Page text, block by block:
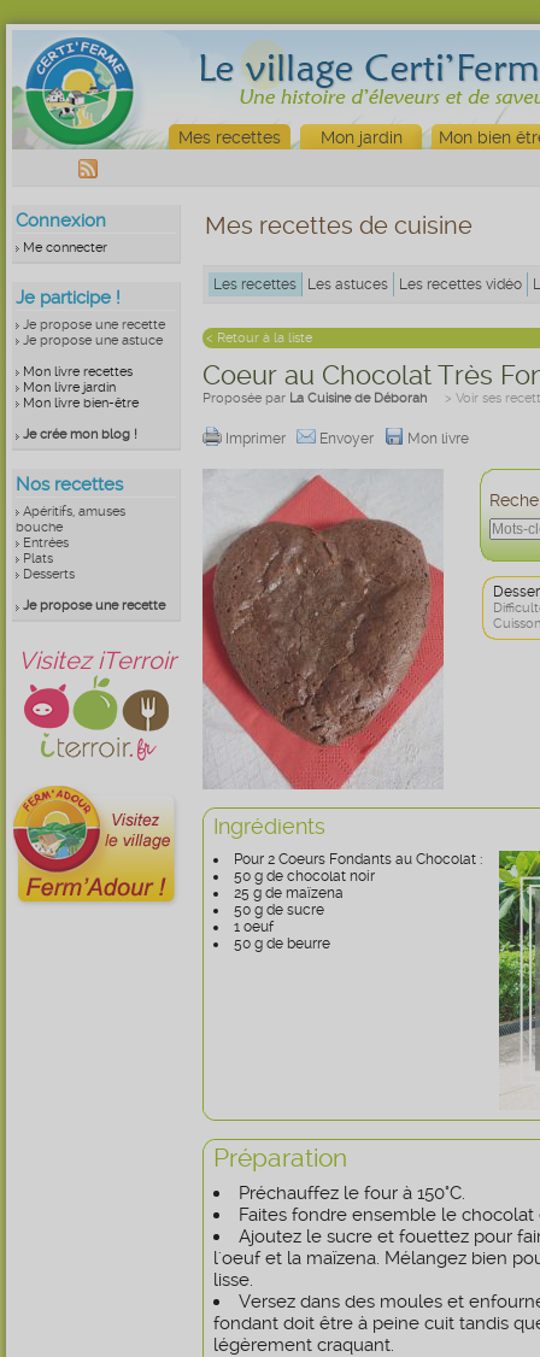
Mes recettes Mon jardin Mon bien
Connexion
Me connecter
Je participe !
Je propose une recette
Je propose une astuce
Mon livre recettes
Mon livre jardin
Mon livre bien-être
Je crée mon blog !
Nos recettes
Apéritifs, amuses
bouche
Entrées
Plats
Desserts
Je propose une recette
Visitez iTerroir
Mes recettes de cuisine
Les recettes Les astuces Les recettes vidéo
< Retour à la liste
Coeur au Chocolat Très
Proposée par La Cuisine de Déborah > Voir ses
Imprimer Envoyer Mon livre
Ingrédients
Pour 2 Coeurs Fondants au Chocolat :
50 g de chocolat noir
25 g de maïzena
50 g de sucre
1 oeuf
50 g de beurre
Préparation
Préchauffez le four à 150°C.
Faites fondre ensemble le
Ajoutez le sucre et fouettez pour
l'oeuf et la maïzena. Mélangez bien
lisse.
Versez dans des moules et
fondant doit être à peine cuit tandis
légèrement craquant.